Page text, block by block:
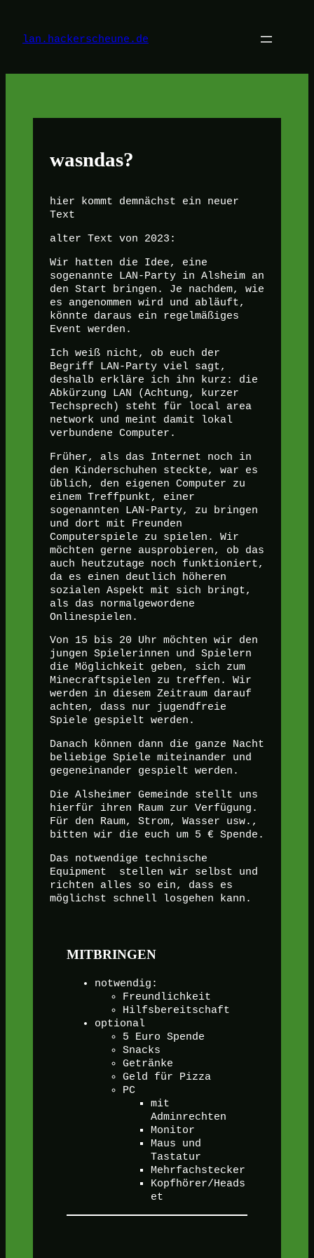
springen
lan.hackerscheune.de
wasndas?
hier kommt demnächst ein neuer
Text
alter Text von 2023:
Wir hatten die Idee, eine
sogenannte LAN-Party in Alsheim an
den Start bringen. Je nachdem, wie
es angenommen wird und abläuft,
könnte daraus ein regelmäßiges
Event werden.
Ich weiß nicht, ob euch der
Begriff LAN-Party viel sagt,
deshalb erkläre ich ihn kurz: die
Abkürzung LAN (Achtung, kurzer
Techsprech) steht für local area
network und meint damit lokal
verbundene Computer.
Früher, als das Internet noch in
den Kinderschuhen steckte, war es
üblich, den eigenen Computer zu
einem Treffpunkt, einer
sogenannten LAN-Party, zu bringen
und dort mit Freunden
Computerspiele zu spielen. Wir
möchten gerne ausprobieren, ob das
auch heutzutage noch funktioniert,
da es einen deutlich höheren
sozialen Aspekt mit sich bringt,
als das normalgewordene
Onlinespielen.
Von 15 bis 20 Uhr möchten wir den
jungen Spielerinnen und Spielern
die Möglichkeit geben, sich zum
Minecraftspielen zu treffen. Wir
werden in diesem Zeitraum darauf
achten, dass nur jugendfreie
Spiele gespielt werden.
Danach können dann die ganze Nacht
beliebige Spiele miteinander und
gegeneinander gespielt werden.
Die Alsheimer Gemeinde stellt uns
hierfür ihren Raum zur Verfügung.
Für den Raum, Strom, Wasser usw.,
bitten wir die euch um 5 € Spende.
Das notwendige technische
Equipment stellen wir selbst und
richten alles so ein, dass es
möglichst schnell losgehen kann.
MITBRINGEN
notwendig:
Freundlichkeit
Hilfsbereitschaft
optional
5 Euro Spende
Snacks
Getränke
Geld für Pizza
PC
mit
Adminrechten
Monitor
Maus und
Tastatur
Mehrfachstecker
Kopfhörer/Heads
et